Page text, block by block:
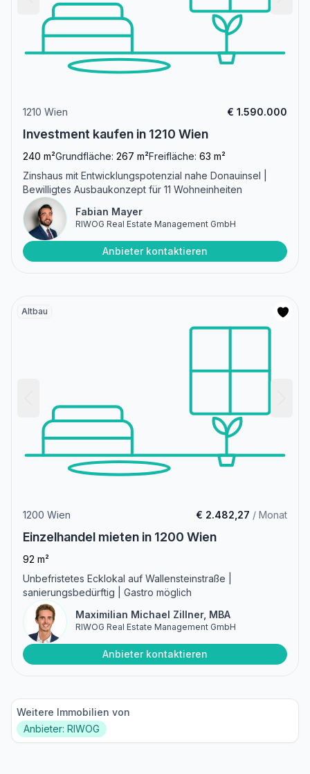
1210 Wien € 1.590.000
Investment kaufen in 1210 Wien
240 m²Grundfläche: 267 m²Freifläche: 63 m²
Zinshaus mit Entwicklungspotenzial nahe Donauinsel |
Bewilligtes Ausbaukonzept für 11 Wohneinheiten
Fabian Mayer
RIWOG Real Estate Management GmbH
Anbieter kontaktieren
Altbau
1200 Wien € 2.482,27 / Monat
Einzelhandel mieten in 1200 Wien
92 m²
Unbefristetes Ecklokal auf Wallensteinstraße |
sanierungsbedürftig | Gastro möglich
Maximilian Michael Zillner, MBA
RIWOG Real Estate Management GmbH
Anbieter kontaktieren
Weitere Immobilien von
Anbieter: RIWOG